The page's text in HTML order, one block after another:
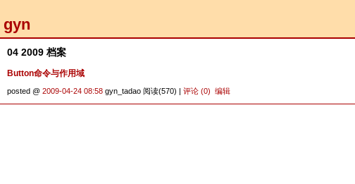
gyn
04 2009 档案
Button命令与作用域
posted @ 2009-04-24 08:58 gyn_tadao 阅读(570) | 评论 (0) 编辑